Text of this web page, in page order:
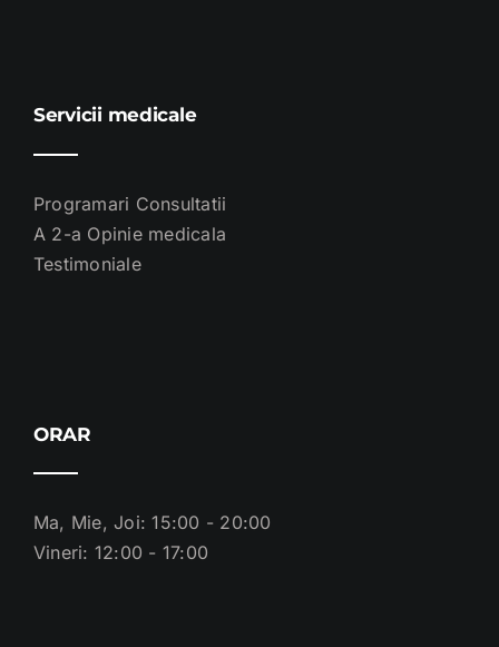
Servicii medicale
Programari Consultatii
A 2-a Opinie medicala
Testimoniale
ORAR
Ma, Mie, Joi: 15:00 - 20:00
Vineri: 12:00 - 17:00